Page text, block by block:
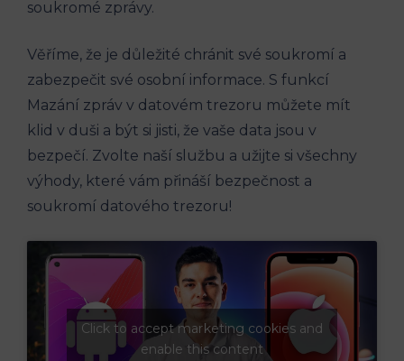
soukromé zprávy.
Věříme, že je důležité chránit své soukromí a
zabezpečit své osobní informace. S funkcí
Mazání zpráv v datovém trezoru můžete mít
klid v duši a být si jisti, že vaše data jsou v
bezpečí. Zvolte naší službu a užijte si všechny
výhody, které vám přináší bezpečnost a
soukromí datového trezoru!
Click to accept marketing cookies and
enable this content